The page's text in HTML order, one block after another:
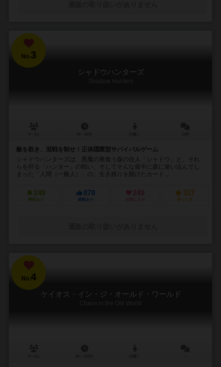
No.3
シャドウハンターズ
Shadow Hunters
敵を欺き、混戦を制せ！正体隠匿型サバイバルゲーム
シャドウハンターズは、悪魔の巣食う森の住人「シャドウ」と、それ
らを狩る「ハンター」の戦い、そしてそんな最中に森に迷い込んでし
まった「人間（一般人）」の、生き残りを賭けたカード...
249
興味あり
878
経験あり
249
お気に入り
317
持ってる
No.4
ケイオス・イン・ジ・オールド・ワールド
Chaos in the Old World